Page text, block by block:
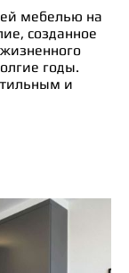
мебелью на
созданное
годы.
и